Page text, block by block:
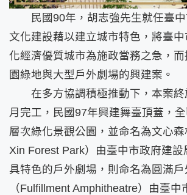
民國90年，胡志強先生就任臺中
文化建設藉以建立城市特色，將臺
化經濟優質城市為施政當務之急，
園綠地與大型戶外劇場的興建案。
在多方協調積極推動下，本案終
月完工，民國97年興建舞臺頂蓋，
層次綠化景觀公園，並命名為文心
Xin Forest Park）由臺中市政府建設
具特色的戶外劇場，則命名為圓滿戶
（Fulfillment Amphitheatre）由臺中